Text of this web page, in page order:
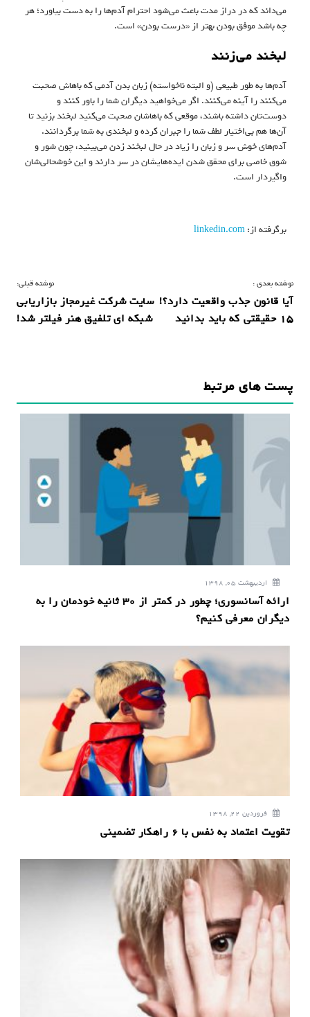
می‌داند که در دراز مدت باعث می‌شود احترام آدم‌ها را به دست بیاورد؛ هر
چه باشد موفق بودن بهتر از «درست بودن» است.
لبخند می‌زنند
آدم‌ها به طور طبیعی (و البته ناخواسته) زبان‌ بدن آدمی که باهاش صحبت
می‌کنند را آینه می‌کنند. اگر می‌خواهید دیگران شما را باور کنند و
دوست‌تان داشته باشند، موقعی که باهاشان صحبت می‌کنید لبخند بزنید تا
آن‌ها هم بی‌اختیار لطف شما را جبران کرده و لبخندی به شما برگردانند.
آدم‌های خوش سر و زبان را زیاد در حال لبخند زدن می‌بینید، چون شور و
شوق خاصی برای محقق شدن ایده‌هایشان در سر دارند و این خوشحالی‌شان
واگیردار است.
برگرفته از:linkedin.com
ر
ا
ه
ی
ن
و
نوشته قبلی:
سایت شرکت غیرمجاز بازاریابی
شبکه ای تلفیق هنر فیلتر شد!
نوشته بعدی :
آیا قانون جذب واقعیت دارد؟!
۱۵ حقیقتی که باید بدانید
پست های مرتبط
اردیبهشت 05, 1398
ارائه‌ آسانسوری؛ چطور در کمتر از ۳۰ ثانیه خودمان را به
دیگران معرفی کنیم؟
فروردین 22, 1398
تقویت اعتماد به نفس با ۶ راهکار تضمینی